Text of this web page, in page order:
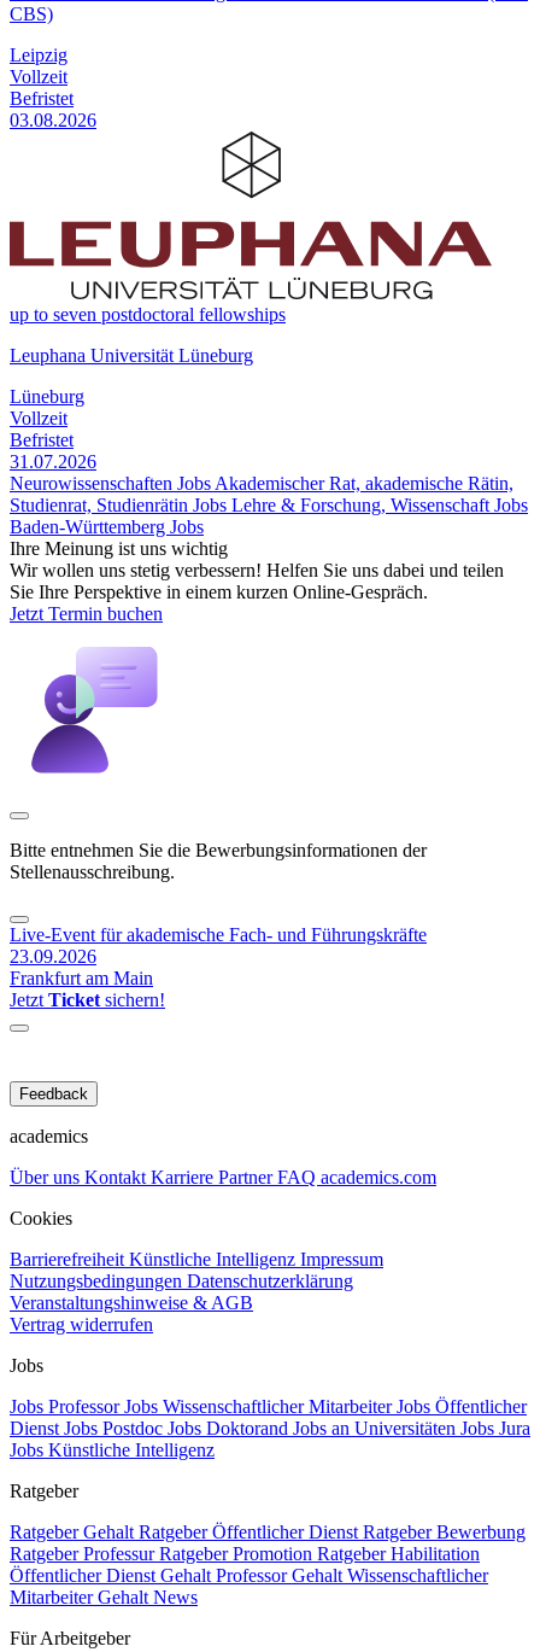
CBS)
Leipzig
Vollzeit
Befristet
03.08.2026
up to seven postdoctoral fellowships
Leuphana Universität Lüneburg
Lüneburg
Vollzeit
Befristet
31.07.2026
Neurowissenschaften Jobs Akademischer Rat, akademische Rätin,
Studienrat, Studienrätin Jobs Lehre & Forschung, Wissenschaft Jobs
Baden-Württemberg Jobs
Ihre Meinung ist uns wichtig
Wir wollen uns stetig verbessern! Helfen Sie uns dabei und teilen
Sie Ihre Perspektive in einem kurzen Online-Gespräch.
Jetzt Termin buchen
Bitte entnehmen Sie die Bewerbungsinformationen der
Stellenausschreibung.
Live-Event für akademische Fach- und Führungskräfte
23.09.2026
Frankfurt am Main
Jetzt Ticket sichern!
Feedback
academics
Über uns Kontakt Karriere PartnerFAQ academics.com
Cookies
Barrierefreiheit Künstliche Intelligenz Impressum
Nutzungsbedingungen Datenschutzerklärung
Veranstaltungshinweise & AGB
Vertrag widerrufen
Jobs
Jobs ProfessorJobs Wissenschaftlicher MitarbeiterJobs Öffentlicher
Dienst Jobs Postdoc Jobs Doktorand Jobs an Universitäten Jobs Jura
Jobs Künstliche Intelligenz
Ratgeber
Ratgeber Gehalt Ratgeber Öffentlicher Dienst Ratgeber Bewerbung
Ratgeber ProfessurRatgeber Promotion Ratgeber Habilitation
Öffentlicher Dienst Gehalt Professor Gehalt Wissenschaftlicher
Mitarbeiter Gehalt News
Für Arbeitgeber